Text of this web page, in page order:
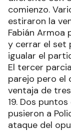
comienzo.
estiraron la
Fabián Armoa
y cerrar el set
igualar el
El tercer
parejo pero el
ventaja de
19. Dos
pusieron a
ataque del